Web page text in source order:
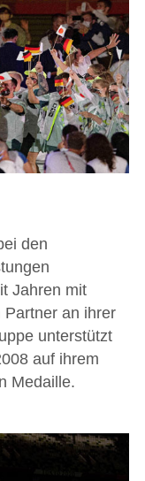
den
Jahren mit
an ihrer
unterstützt
auf ihrem
Medaille.